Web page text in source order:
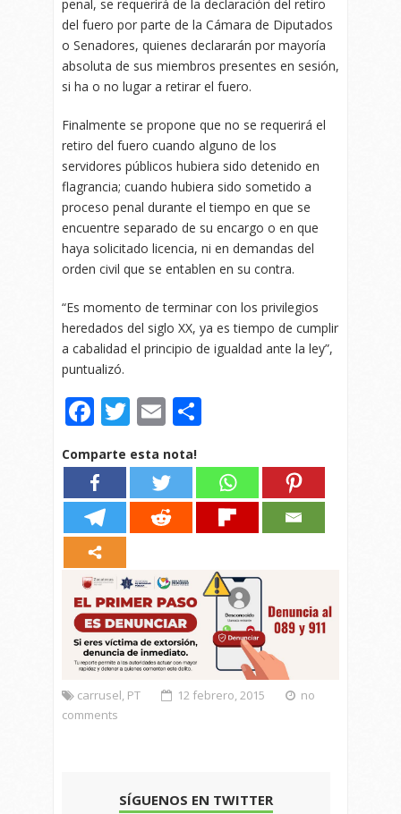
penal, se requerirá de la declaración del retiro
del fuero por parte de la Cámara de Diputados
o Senadores, quienes declararán por mayoría
absoluta de sus miembros presentes en sesión,
si ha o no lugar a retirar el fuero.
Finalmente se propone que no se requerirá el
retiro del fuero cuando alguno de los
servidores públicos hubiera sido detenido en
flagrancia; cuando hubiera sido sometido a
proceso penal durante el tiempo en que se
encuentre separado de su encargo o en que
haya solicitado licencia, ni en demandas del
orden civil que se entablen en su contra.
“Es momento de terminar con los privilegios
heredados del siglo XX, ya es tiempo de cumplir
a cabalidad el principio de igualdad ante la ley”,
puntualizó.
Facebook
Twitter
Email
Comparte esta nota!
carrusel, PT 12 febrero, 2015
no
comments
SÍGUENOS EN TWITTER